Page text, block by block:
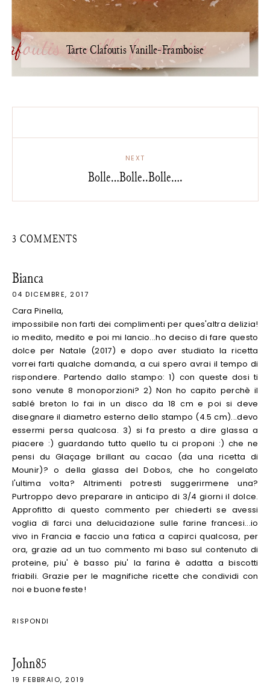
Tarte Clafoutis Vanille-Framboise
NEXT
Bolle...Bolle..Bolle....
3 COMMENTS
Bianca
04 DICEMBRE, 2017
Cara Pinella,
impossibile non farti dei complimenti per ques'altra delizia!
io medito, medito e poi mi lancio...ho deciso di fare questo
dolce per Natale (2017) e dopo aver studiato la ricetta
vorrei farti qualche domanda, a cui spero avrai il tempo di
rispondere. Partendo dallo stampo: 1) con queste dosi ti
sono venute 8 monoporzioni? 2) Non ho capito perchè il
sablé breton lo fai in un disco da 18 cm e poi si deve
disegnare il diametro esterno dello stampo (4.5 cm)...devo
essermi persa qualcosa. 3) si fa presto a dire glassa a
piacere :) guardando tutto quello tu ci proponi :) che ne
pensi du Glaçage brillant au cacao (da una ricetta di
Mounir)? o della glassa del Dobos, che ho congelato
l'ultima volta? Altrimenti potresti suggerirmene una?
Purtroppo devo preparare in anticipo di 3/4 giorni il dolce.
Approfitto di questo commento per chiederti se avessi
voglia di farci una delucidazione sulle farine francesi...io
vivo in Francia e faccio una fatica a capirci qualcosa, per
ora, grazie ad un tuo commento mi baso sul contenuto di
proteine, piu' è basso piu' la farina è adatta a biscotti
friabili. Grazie per le magnifiche ricette che condividi con
noi e buone feste!
RISPONDI
John85
19 FEBBRAIO, 2019